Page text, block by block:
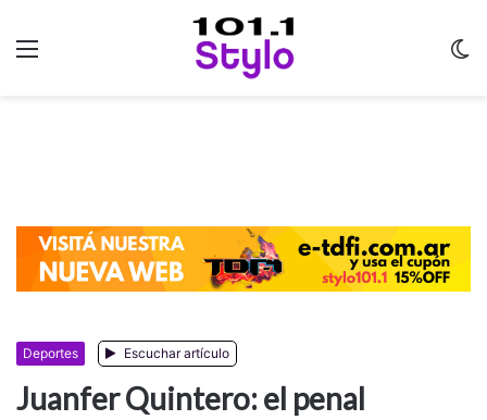
Deportes Escuchar artículo
Juanfer Quintero: el penal